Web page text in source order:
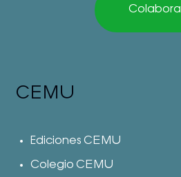
Colabora
CEMU
Ediciones CEMU
Colegio CEMU